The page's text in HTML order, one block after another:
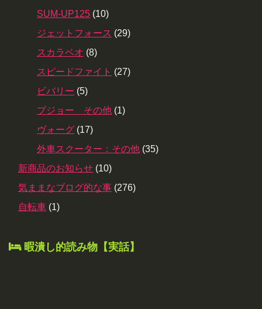
SUM-UP125 (10)
ジェットフォース (29)
スカラベオ (8)
スピードファイト (27)
ビバリー (5)
プジョー その他 (1)
ヴォーグ (17)
外車スクーター：その他 (35)
新商品のお知らせ (10)
気ままなブログ的な事 (276)
自転車 (1)
暇潰し的読み物【実話】